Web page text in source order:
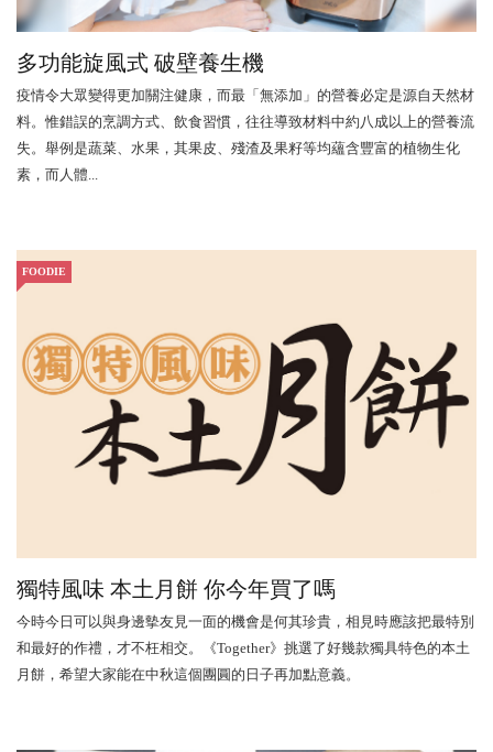
多功能旋風式 破壁養生機
疫情令大眾變得更加關注健康，而最「無添加」的營養必定是源自天然材
料。惟錯誤的烹調方式、飲食習慣，往往導致材料中約八成以上的營養流
失。舉例是蔬菜、水果，其果皮、殘渣及果籽等均蘊含豐富的植物生化
素，而人體...
FOODIE
獨特風味 本土月餅 你今年買了嗎
今時今日可以與身邊摰友見一面的機會是何其珍貴，相見時應該把最特別
和最好的作禮，才不枉相交。《Together》挑選了好幾款獨具特色的本土
月餅，希望大家能在中秋這個團圓的日子再加點意義。